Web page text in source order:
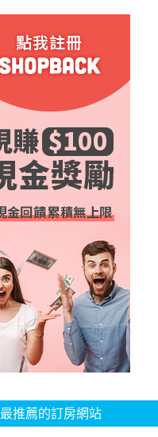
最推薦的訂房網站